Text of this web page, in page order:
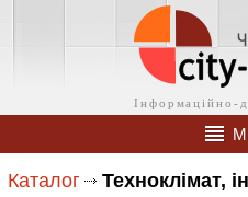
Каталог Техноклімат,